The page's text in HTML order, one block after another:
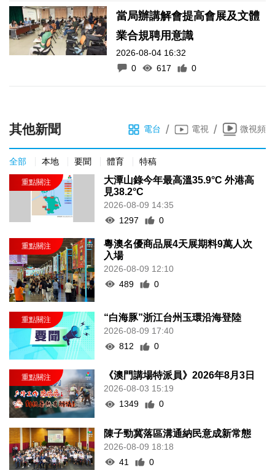
當局辦講解會提高會展及文體
業合規聘用意識
2026-08-04 16:32
0
617 0
其他新聞 電台 / 電視 / 微視頻
全部 本地 要聞 體育 特稿
大潭山錄今年最高溫35.9°C 外港高
見38.2°C
2026-08-09 14:35
1297
0
粵澳名優商品展4天展期料9萬人次
入場
2026-08-09 12:10
489
0
“白海豚”浙江台州玉環沿海登陸
2026-08-09 17:40
812
0
《澳門講場特派員》2026年8月3日
2026-08-03 15:19
1349
0
陳子勁冀落區溝通納民意成新常態
2026-08-09 18:18
41
0